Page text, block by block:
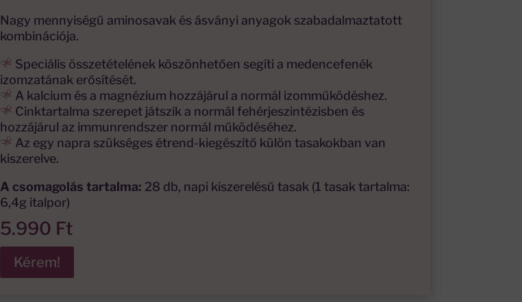
Nagy mennyiségű aminosavak és ásványi anyagok szabadalmaztatott
kombinációja.
Speciális összetételének köszönhetően segíti a medencefenék
izomzatának erősítését.
A kalcium és a magnézium hozzájárul a normál izomműködéshez.
Cinktartalma szerepet játszik a normál fehérjeszintézisben és
hozzájárul az immunrendszer normál működéséhez.
Az egy napra szükséges étrend-kiegészítő külön tasakokban van
kiszerelve.
A csomagolás tartalma: 28 db, napi kiszerelésű tasak (1 tasak tartalma:
6,4g italpor)
5.990 Ft
Kérem!